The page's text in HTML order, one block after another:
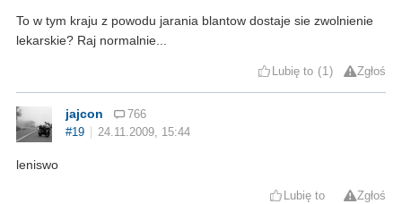
To w tym kraju z powodu jarania blantow dostaje sie zwolnienie
lekarskie? Raj normalnie...
Lubię to 1 Zgłoś
jajcon
766
#19
24.11.2009, 15:44
leniswo
Lubię to Zgłoś